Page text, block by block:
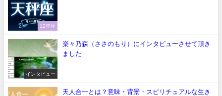
12星座
インタビュー
楽々乃森（ささのもり）にインタビューさせて頂き
ました
天人合一とは？意味・背景・スピリチュアルな生き